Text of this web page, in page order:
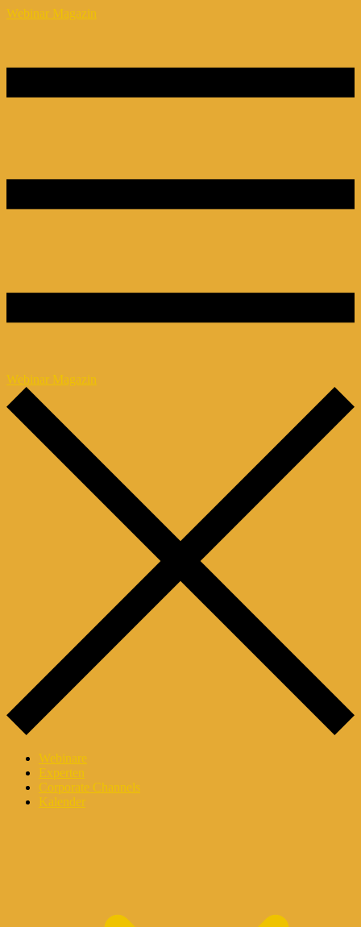
Webinar Magazin
Webinar Magazin
Webinare
Experten
Corporate Channels
Kalender